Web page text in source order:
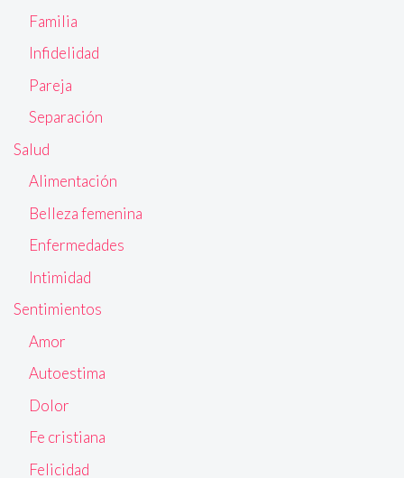
Familia
Infidelidad
Pareja
Separación
Salud
Alimentación
Belleza femenina
Enfermedades
Intimidad
Sentimientos
Amor
Autoestima
Dolor
Fe cristiana
Felicidad